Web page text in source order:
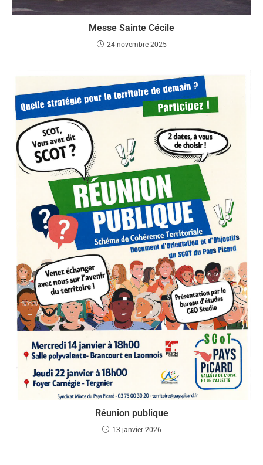
Messe Sainte Cécile
24 novembre 2025
Réunion publique
13 janvier 2026